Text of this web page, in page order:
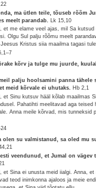
ma ütlen teile, tõuseb rõõm
meelt parandab.
Lk 15,10
et me elame veel ajas, mil Sa kutsud
Olgu Sul palju rõõmu meelt
Kristus siia maailma tagasi
kõrv ja tulge mu juurde,
palju hoolsamini panna tähele
meid kõrvale ei uhutaks. Hb 2,1
et Sinu kutsuv hääl kõlab maailmas
Pahatihti meelitavad aga teised
Anna meile kõrvad, mis tunneksid
olen su valmistanud, sa oled mu
veendunud, et Jumal on vägev
et Sina ei unusta meid iialgi. Anna,
teod inimkonna ajaloos ja meie